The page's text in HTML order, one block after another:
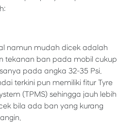
namun mudah dicek adalah
tekanan ban pada mobil cukup
pada angka 32-35 Psi.
terkini pun memiliki fitur Tyre
(TPMS) sehingga jauh lebih
bila ada ban yang kurang